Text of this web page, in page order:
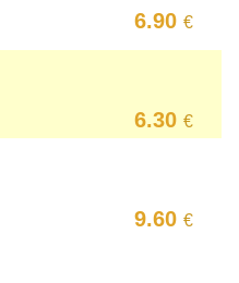
6.90€
6.30€
9.60€